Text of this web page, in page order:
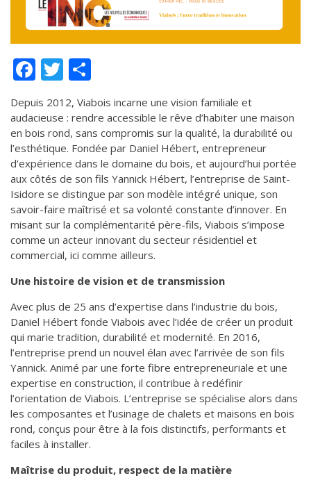
de solidarité
Futurpreneur
Documentation
Facebook
Twitter
Depuis 2012, Viabois incarne une vision familiale et
audacieuse : rendre accessible le rêve d’habiter une maison
en bois rond, sans compromis sur la qualité, la durabilité ou
l’esthétique. Fondée par Daniel Hébert, entrepreneur
d’expérience dans le domaine du bois, et aujourd’hui portée
aux côtés de son fils Yannick Hébert, l’entreprise de Saint-
Isidore se distingue par son modèle intégré unique, son
savoir-faire maîtrisé et sa volonté constante d’innover. En
misant sur la complémentarité père-fils, Viabois s’impose
comme un acteur innovant du secteur résidentiel et
commercial, ici comme ailleurs.
Une histoire de vision et de transmission
Avec plus de 25 ans d’expertise dans l’industrie du bois,
Daniel Hébert fonde Viabois avec l’idée de créer un produit
qui marie tradition, durabilité et modernité. En 2016,
l’entreprise prend un nouvel élan avec l’arrivée de son fils
Yannick. Animé par une forte fibre entrepreneuriale et une
expertise en construction, il contribue à redéfinir
l’orientation de Viabois. L’entreprise se spécialise alors dans
les composantes et l’usinage de chalets et maisons en bois
rond, conçus pour être à la fois distinctifs, performants et
faciles à installer.
Maîtrise du produit, respect de la matière